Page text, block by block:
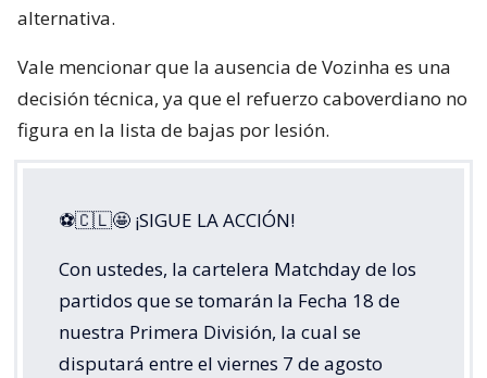
alternativa.
Vale mencionar que la ausencia de Vozinha es una
decisión técnica, ya que el refuerzo caboverdiano no
figura en la lista de bajas por lesión.
⚽🇨🇱🤩 ¡SIGUE LA ACCIÓN!
Con ustedes, la cartelera Matchday de los
partidos que se tomarán la Fecha 18 de
nuestra Primera División, la cual se
disputará entre el viernes 7 de agosto